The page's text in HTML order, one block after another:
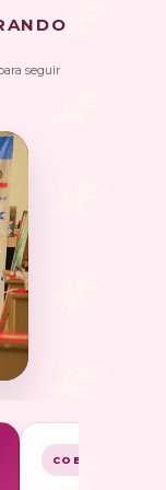
seguir
COBERTURA